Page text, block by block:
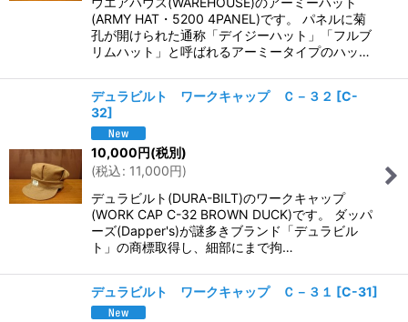
(ARMY HAT・5200 4PANEL)です。 パネルに菊
孔が開けられた通称「デイジーハット」「フルブ
リムハット」と呼ばれるアーミータイプのハッ…
デュラビルト ワークキャップ Ｃ－３２ [C-
32]
10,000円(税別)
(税込: 11,000円)
デュラビルト(DURA-BILT)のワークキャップ
(WORK CAP C-32 BROWN DUCK)です。 ダッパ
ーズ(Dapper's)が謎多きブランド「デュラビル
ト」の商標取得し、細部にまで拘…
デュラビルト ワークキャップ Ｃ－３１ [C-31]